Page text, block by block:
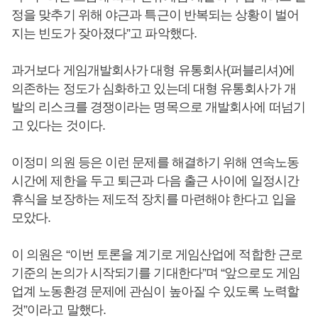
정을 맞추기 위해 야근과 특근이 반복되는 상황이 벌어
지는 빈도가 잦아졌다”고 파악했다.
과거보다 게임개발회사가 대형 유통회사(퍼블리셔)에
의존하는 정도가 심화하고 있는데 대형 유통회사가 개
발의 리스크를 경쟁이라는 명목으로 개발회사에 떠넘기
고 있다는 것이다.
이정미 의원 등은 이런 문제를 해결하기 위해 연속노동
시간에 제한을 두고 퇴근과 다음 출근 사이에 일정시간
휴식을 보장하는 제도적 장치를 마련해야 한다고 입을
모았다.
이 의원은 “이번 토론을 계기로 게임산업에 적합한 근로
기준의 논의가 시작되기를 기대한다”며 “앞으로도 게임
업계 노동환경 문제에 관심이 높아질 수 있도록 노력할
것”이라고 말했다.